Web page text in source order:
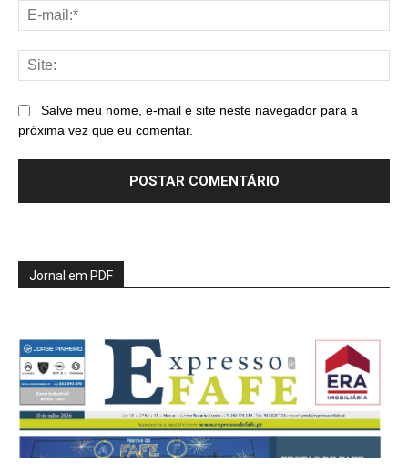
Salve meu nome, e-mail e site neste navegador para a
próxima vez que eu comentar.
Jornal em PDF